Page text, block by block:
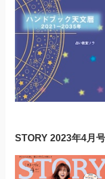
STORY 2023年4月号